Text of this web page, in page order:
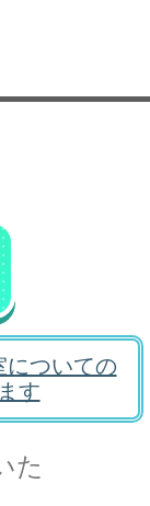
についての
す
た